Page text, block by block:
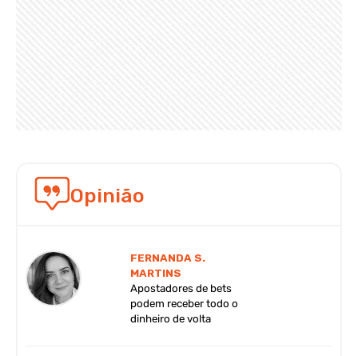
Opinião
FERNANDA S.
MARTINS
Apostadores de bets
podem receber todo o
dinheiro de volta